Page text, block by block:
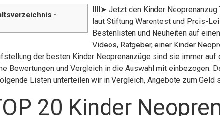
-
llll➤ Jetzt den Kinder Neoprenanzug
laut Stiftung Warentest und Preis-
Bestenlisten und Neuheiten auf
Videos, Ratgeber, einer Kinder
der besten Kinder Neoprenanzüge sind sie immer
Bewertungen und Vergleich in die Auswahl mit einbezogen.
Listen unterteilen wir in Vergleich, Angebote zum Geld
20 Kinder